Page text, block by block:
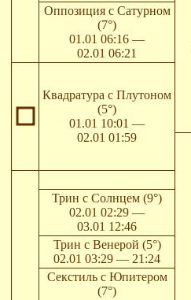
Оппозиция с Сатурном
(7°)
01.01 06:16 —
02.01 06:21
Квадратура с Плутоном
(5°)
01.01 10:01 —
02.01 01:59
Трин с Солнцем (9°)
02.01 02:29 —
03.01 12:46
Трин с Венерой (5°)
02.01 03:29 — 21:24
Секстиль с Юпитером
(7°)